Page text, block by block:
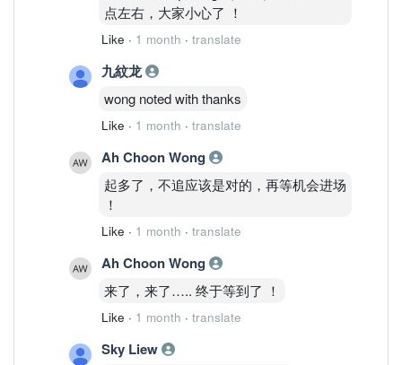
点左右，大家小心了 ！
Like · 1 month · translate
九紋龙
wong noted with thanks
Like · 1 month · translate
Ah Choon Wong
起多了，不追应该是对的，再等机会进场
！
Like · 1 month · translate
Ah Choon Wong
来了，来了….. 终于等到了 ！
Like · 1 month · translate
Sky Liew